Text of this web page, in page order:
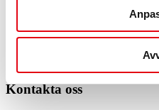
Snabblänkar
Starta företag
Kontakta oss